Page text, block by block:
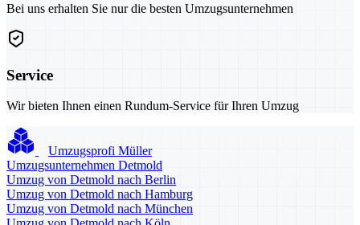
Bei uns erhalten Sie nur die besten Umzugsunternehmen
Service
Wir bieten Ihnen einen Rundum-Service für Ihren Umzug
Umzugsprofi Müller
Umzugsunternehmen Detmold
Umzug von Detmold nach Berlin
Umzug von Detmold nach Hamburg
Umzug von Detmold nach München